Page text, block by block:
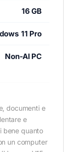
16 GB
11 Pro
Non-AI PC
documenti e
e
bene quanto
un computer